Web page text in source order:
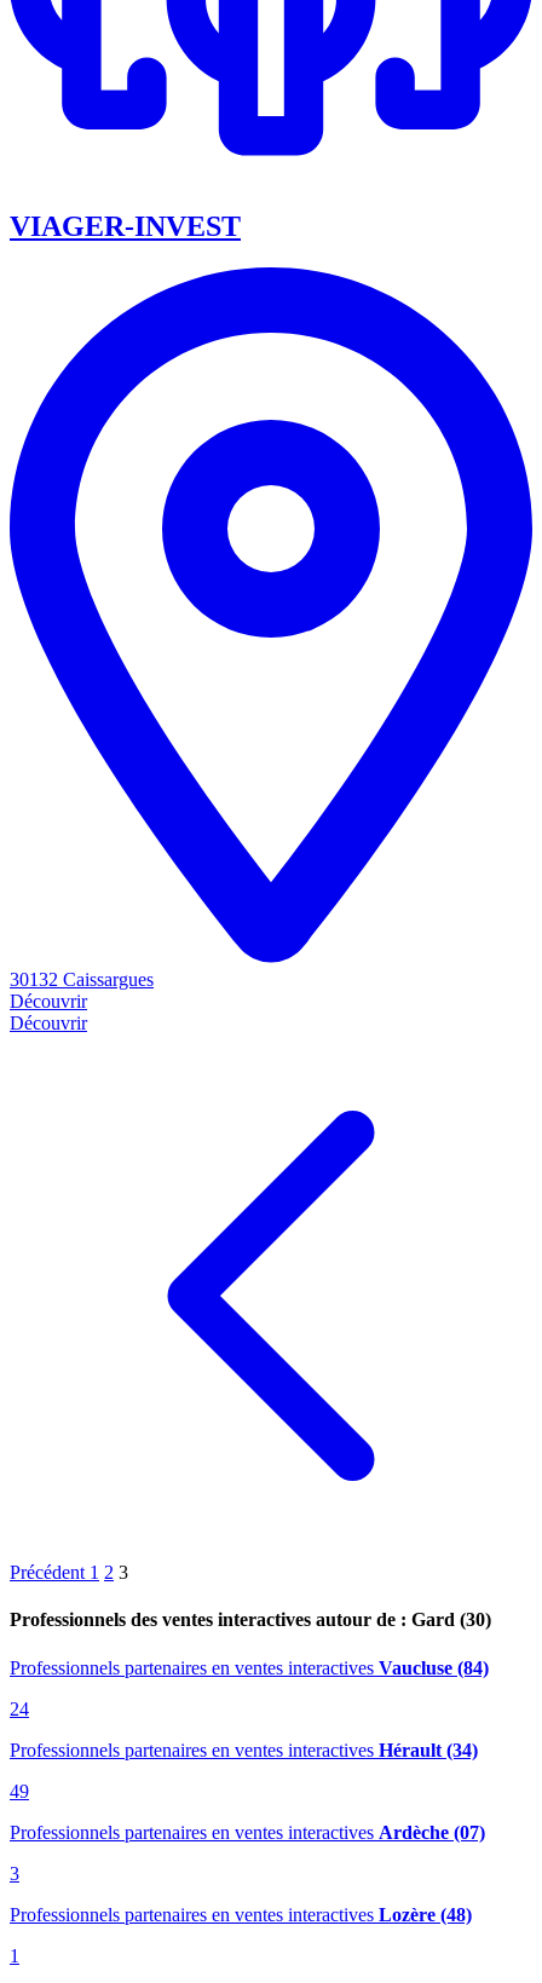
VIAGER-INVEST
30132 Caissargues
Découvrir
Découvrir
Précédent 1 2 3
Professionnels des ventes interactives autour de : Gard (30)
Professionnels partenaires en ventes interactives Vaucluse (84)
24
Professionnels partenaires en ventes interactives Hérault (34)
49
Professionnels partenaires en ventes interactives Ardèche (07)
3
Professionnels partenaires en ventes interactives Lozère (48)
1